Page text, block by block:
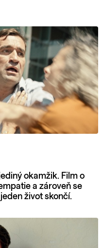
okamžik. Film o
a zároveň se
život skončí.